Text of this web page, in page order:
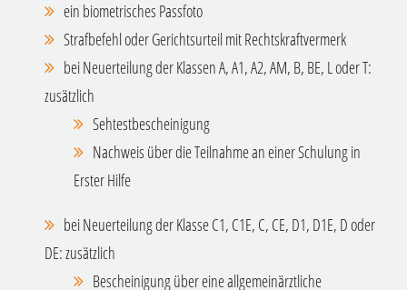
ein biometrisches Passfoto
Strafbefehl oder Gerichtsurteil mit Rechtskraftvermerk
bei Neuerteilung der Klassen A, A1, A2, AM, B, BE, L oder T:
zusätzlich
Sehtestbescheinigung
Nachweis über die Teilnahme an einer Schulung in
Erster Hilfe
bei Neuerteilung der Klasse C1, C1E, C, CE, D1, D1E, D oder
DE: zusätzlich
Bescheinigung über eine allgemeinärztliche